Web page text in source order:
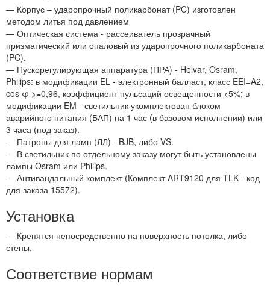
— Корпус – ударопрочный поликарбонат (PC) изготовлен
методом литья под давлением
— Оптическая система - рассеиватель прозрачный
призматический или опаловый из ударопрочного поликарбоната
(PC).
— Пускорегулирующая аппаратура (ПРА) - Helvar, Osram,
Philips: в модификации EL - электронный балласт, класс EEI=A2,
cos φ >=0,96, коэффициент пульсаций освещенности <5%; в
модификации EM - светильник укомплектован блоком
аварийного питания (БАП) на 1 час (в базовом исполнении) или
3 часа (под заказ).
— Патроны для ламп (ЛЛ) - BJB, либо VS.
— В светильник по отдельному заказу могут быть установлены
лампы Osram или Philips.
— Антивандальный комплект (Комплект ART9120 для TLK - код
для заказа 15572).
Установка
— Крепятся непосредственно на поверхность потолка, либо
стены.
Соответствие нормам